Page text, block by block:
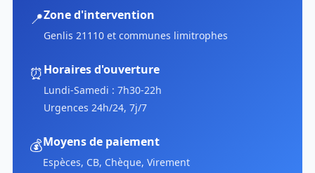
📍Zone d'intervention
Genlis 21110 et communes limitrophes
⏰Horaires d'ouverture
Lundi-Samedi : 7h30-22h
Urgences 24h/24, 7j/7
💰Moyens de paiement
Espèces, CB, Chèque, Virement